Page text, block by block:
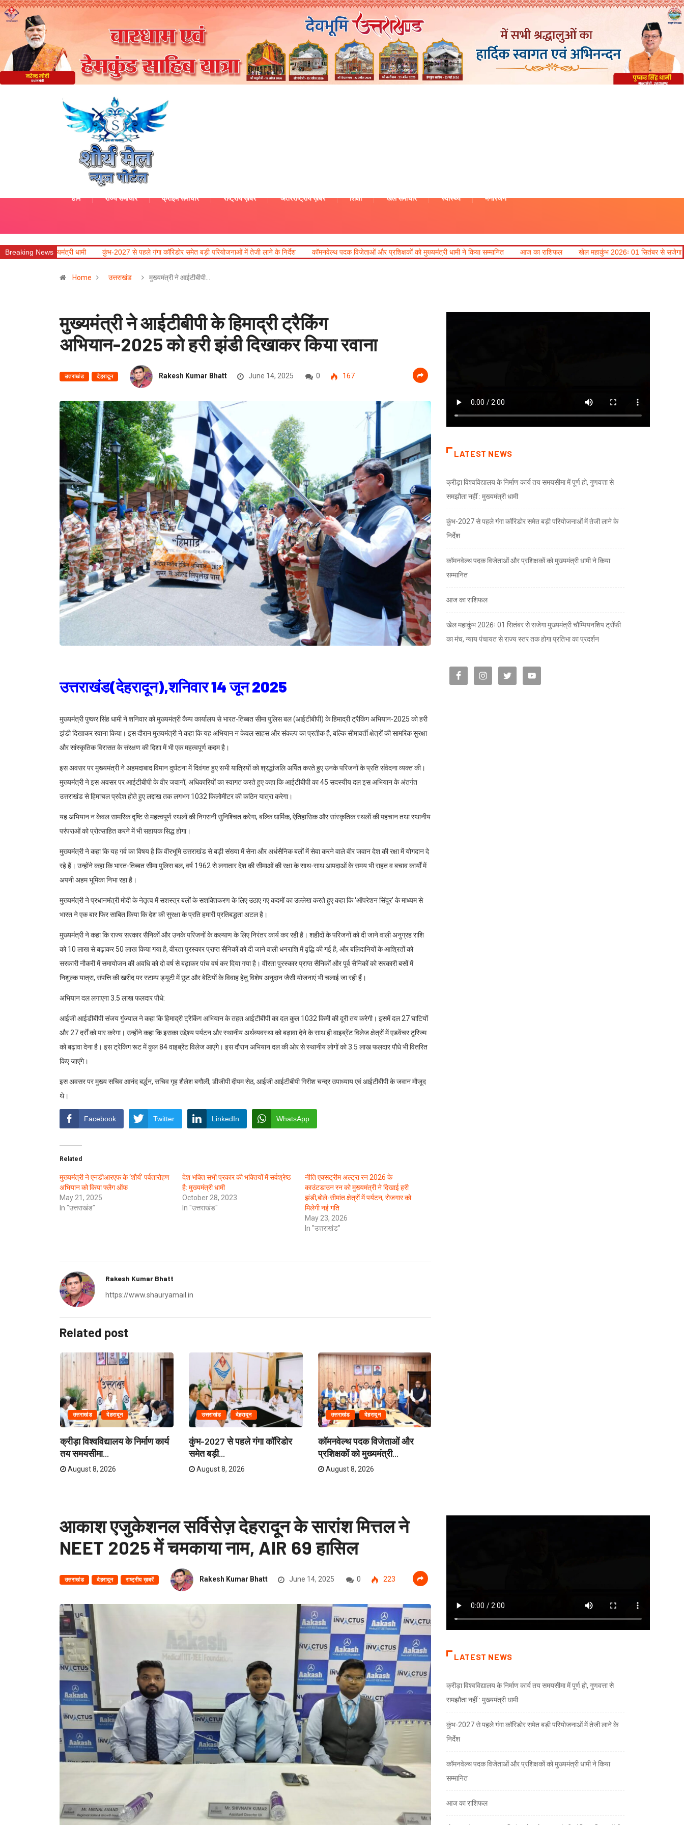
होम राज्य समाचार क्राइम समाचार राष्ट्रीय ख़बरें अंतरराष्ट्रीय ख़बरें शिक्षा खेल समाचार स्वास्थ्य मनोरंजन
Breaking News
धामी कुंभ-2027 से पहले गंगा कॉरिडोर समेत बड़ी परियोजनाओं में तेजी लाने के निर्देश कॉमनवेल्थ पदक विजेताओं और प्रशिक्षकों को मुख्यमंत्री धामी ने किया सम्मानित आज का राशिफल खेल महाकुंभ 2026ः 01 सितंबर से सजेगा मुख्यमंत्री चौम्पियनशिप
Home उत्तराखंड मुख्यमंत्री ने आईटीबीपी…
मुख्यमंत्री ने आईटीबीपी के हिमाद्री ट्रैकिंग
अभियान-2025 को हरी झंडी दिखाकर किया रवाना
उत्तराखंड देहरादून Rakesh Kumar Bhatt June 14, 2025 0 167
उत्तराखंड(देहरादून),शनिवार 14 जून 2025
मुख्यमंत्री पुष्कर सिंह धामी ने शनिवार को मुख्यमंत्री कैम्प कार्यालय से भारत-तिब्बत सीमा पुलिस बल (आईटीबीपी) के हिमाद्री ट्रैकिंग अभियान-2025 को हरी
झंडी दिखाकर रवाना किया। इस दौरान मुख्यमंत्री ने कहा कि यह अभियान न केवल साहस और संकल्प का प्रतीक है, बल्कि सीमावर्ती क्षेत्रों की सामरिक सुरक्षा
और सांस्कृतिक विरासत के संरक्षण की दिशा में भी एक महत्वपूर्ण कदम है।
इस अवसर पर मुख्यमंत्री ने अहमदाबाद विमान दुर्घटना में दिवंगत हुए सभी यात्रियों को श्रद्धांजलि अर्पित करते हुए उनके परिजनों के प्रति संवेदना व्यक्त की।
मुख्यमंत्री ने इस अवसर पर आईटीबीपी के वीर जवानों, अधिकारियों का स्वागत करते हुए कहा कि आईटीबीपी का 45 सदस्यीय दल इस अभियान के अंतर्गत
उत्तराखंड से हिमाचल प्रदेश होते हुए लद्दाख तक लगभग 1032 किलोमीटर की कठिन यात्रा करेगा।
यह अभियान न केवल सामरिक दृष्टि से महत्वपूर्ण स्थलों की निगरानी सुनिश्चित करेगा, बल्कि धार्मिक, ऐतिहासिक और सांस्कृतिक स्थलों की पहचान तथा स्थानीय
परंपराओं को प्रोत्साहित करने में भी सहायक सिद्ध होगा।
मुख्यमंत्री ने कहा कि यह गर्व का विषय है कि वीरभूमि उत्तराखंड से बड़ी संख्या में सेना और अर्धसैनिक बलों में सेवा करने वाले वीर जवान देश की रक्षा में योगदान दे
रहे हैं। उन्होंने कहा कि भारत-तिब्बत सीमा पुलिस बल, वर्ष 1962 से लगातार देश की सीमाओं की रक्षा के साथ-साथ आपदाओं के समय भी राहत व बचाव कार्यों में
अपनी अहम भूमिका निभा रहा है।
मुख्यमंत्री ने प्रधानमंत्री मोदी के नेतृत्व में सशस्त्र बलों के सशक्तिकरण के लिए उठाए गए कदमों का उल्लेख करते हुए कहा कि ‘ऑपरेशन सिंदूर’ के माध्यम से
भारत ने एक बार फिर साबित किया कि देश की सुरक्षा के प्रति हमारी प्रतिबद्धता अटल है।
मुख्यमंत्री ने कहा कि राज्य सरकार सैनिकों और उनके परिजनों के कल्याण के लिए निरंतर कार्य कर रही है। शहीदों के परिजनों को दी जाने वाली अनुग्रह राशि
को 10 लाख से बढ़ाकर 50 लाख किया गया है, वीरता पुरस्कार प्राप्त सैनिकों को दी जाने वाली धनराशि में वृद्धि की गई है, और बलिदानियों के आश्रितों को
सरकारी नौकरी में समायोजन की अवधि को दो वर्ष से बढ़ाकर पांच वर्ष कर दिया गया है। वीरता पुरस्कार प्राप्त सैनिकों और पूर्व सैनिकों को सरकारी बसों में
निशुल्क यात्रा, संपत्ति की खरीद पर स्टाम्प ड्यूटी में छूट और बेटियों के विवाह हेतु विशेष अनुदान जैसी योजनाएं भी चलाई जा रही हैं।
अभियान दल लगाएगा 3.5 लाख फलदार पौधे:
आईजी आईडीबीपी संजय गुंज्याल ने कहा कि हिमाद्री ट्रैकिंग अभियान के तहत आईटीबीपी का दल कुल 1032 किमी की दूरी तय करेगी। इसमें दल 27 घाटियों
और 27 दर्रों को पार करेगा। उन्होंने कहा कि इसका उद्देश्य पर्यटन और स्थानीय अर्थव्यवस्था को बढ़ावा देने के साथ ही वाइब्रेंट विलेज क्षेत्रों में एडवेंचर टूरिज्म
को बढ़ावा देना है। इस ट्रेकिंग रूट में कुल 84 वाइब्रेंट विलेज आएंगे। इस दौरान अभियान दल की ओर से स्थानीय लोगों को 3.5 लाख फलदार पौधे भी वितरित
किए जाएंगे।
इस अवसर पर मुख्य सचिव आनंद बर्द्धन, सचिव गृह शैलेश बगौली, डीजीपी दीपम सेठ, आईजी आईटीबीपी गिरीश चन्द्र उपाध्याय एवं आईटीबीपी के जवान मौजूद
थे।
Facebook Twitter LinkedIn WhatsApp
Related
मुख्यमंत्री ने एनडीआरएफ के ‘शौर्य’ पर्वतारोहण
अभियान को किया फ्लैग ऑफ
May 21, 2025
In "उत्तराखंड"
देश भक्ति सभी प्रकार की भक्तियों में सर्वश्रेष्ठ
है: मुख्यमंत्री धामी
October 28, 2023
In "उत्तराखंड"
नीति एक्सट्रीम अल्ट्रा रन 2026 के
काउंटडाउन रन को मुख्यमंत्री ने दिखाई हरी
झंडी,बोले-सीमांत क्षेत्रों में पर्यटन, रोजगार को
मिलेगी नई गति
May 23, 2026
In "उत्तराखंड"
Rakesh Kumar Bhatt
https://www.shauryamail.in
Related post
उत्तराखंड देहरादून
क्रीड़ा विश्वविद्यालय के निर्माण कार्य
तय समयसीमा...
August 8, 2026
उत्तराखंड देहरादून
कुंभ-2027 से पहले गंगा कॉरिडोर
समेत बड़ी...
August 8, 2026
उत्तराखंड देहरादून
कॉमनवेल्थ पदक विजेताओं और
प्रशिक्षकों को मुख्यमंत्री...
August 8, 2026
LATEST NEWS
क्रीड़ा विश्वविद्यालय के निर्माण कार्य तय समयसीमा में पूर्ण हो, गुणवत्ता से
समझौता नहीं : मुख्यमंत्री धामी
कुंभ-2027 से पहले गंगा कॉरिडोर समेत बड़ी परियोजनाओं में तेजी लाने के
निर्देश
कॉमनवेल्थ पदक विजेताओं और प्रशिक्षकों को मुख्यमंत्री धामी ने किया
सम्मानित
आज का राशिफल
खेल महाकुंभ 2026ः 01 सितंबर से सजेगा मुख्यमंत्री चौम्पियनशिप ट्रॉफी
का मंच, न्याय पंचायत से राज्य स्तर तक होगा प्रतिभा का प्रदर्शन
आकाश एजुकेशनल सर्विसेज़ देहरादून के सारांश मित्तल ने
NEET 2025 में चमकाया नाम, AIR 69 हासिल
उत्तराखंड देहरादून राष्ट्रीय ख़बरें Rakesh Kumar Bhatt June 14, 2025 0 223
LATEST NEWS
क्रीड़ा विश्वविद्यालय के निर्माण कार्य तय समयसीमा में पूर्ण हो, गुणवत्ता से
समझौता नहीं : मुख्यमंत्री धामी
कुंभ-2027 से पहले गंगा कॉरिडोर समेत बड़ी परियोजनाओं में तेजी लाने के
निर्देश
कॉमनवेल्थ पदक विजेताओं और प्रशिक्षकों को मुख्यमंत्री धामी ने किया
सम्मानित
आज का राशिफल